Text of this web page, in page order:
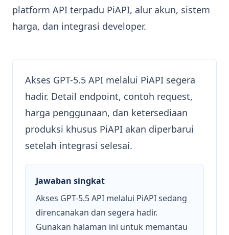
platform API terpadu PiAPI, alur akun, sistem
harga, dan integrasi developer.
Akses GPT-5.5 API melalui PiAPI segera
hadir. Detail endpoint, contoh request,
harga penggunaan, dan ketersediaan
produksi khusus PiAPI akan diperbarui
setelah integrasi selesai.
Jawaban singkat
Akses GPT-5.5 API melalui PiAPI sedang
direncanakan dan segera hadir.
Gunakan halaman ini untuk memantau